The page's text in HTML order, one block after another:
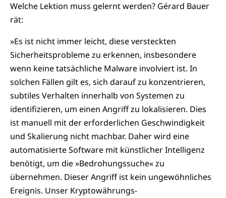
Welche Lektion muss gelernt werden? Gérard Bauer
rät:
»Es ist nicht immer leicht, diese versteckten
Sicherheitsprobleme zu erkennen, insbesondere
wenn keine tatsächliche Malware involviert ist. In
solchen Fällen gilt es, sich darauf zu konzentrieren,
subtiles Verhalten innerhalb von Systemen zu
identifizieren, um einen Angriff zu lokalisieren. Dies
ist manuell mit der erforderlichen Geschwindigkeit
und Skalierung nicht machbar. Daher wird eine
automatisierte Software mit künstlicher Intelligenz
benötigt, um die »Bedrohungssuche« zu
übernehmen. Dieser Angriff ist kein ungewöhnliches
Ereignis. Unser Kryptowährungs-